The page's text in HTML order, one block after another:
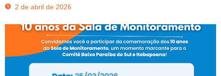
2 de abril de 2026